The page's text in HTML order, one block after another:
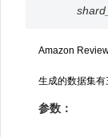
Amazon
生成的数据集有
参数：